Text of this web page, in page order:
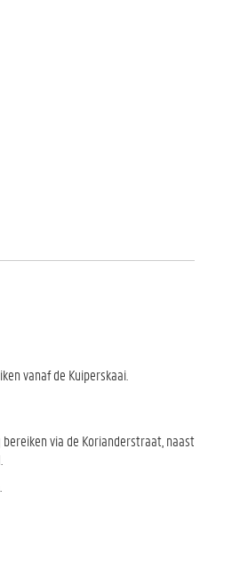
vanaf de Kuiperskaai.
via de Korianderstraat, naast